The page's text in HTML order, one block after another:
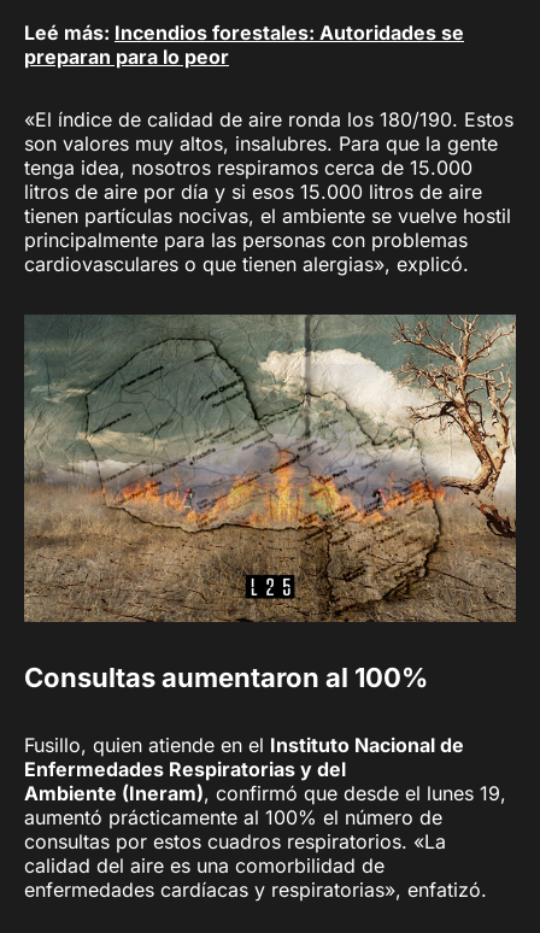
Leé más: Incendios forestales: Autoridades se
preparan para lo peor
«El índice de calidad de aire ronda los 180/190. Estos
son valores muy altos, insalubres. Para que la gente
tenga idea, nosotros respiramos cerca de 15.000
litros de aire por día y si esos 15.000 litros de aire
tienen partículas nocivas, el ambiente se vuelve hostil
principalmente para las personas con problemas
cardiovasculares o que tienen alergias», explicó.
Consultas aumentaron al 100%
Fusillo, quien atiende en el Instituto Nacional de
Enfermedades Respiratorias y del
Ambiente (Ineram), confirmó que desde el lunes 19,
aumentó prácticamente al 100% el número de
consultas por estos cuadros respiratorios. «La
calidad del aire es una comorbilidad de
enfermedades cardíacas y respiratorias», enfatizó.